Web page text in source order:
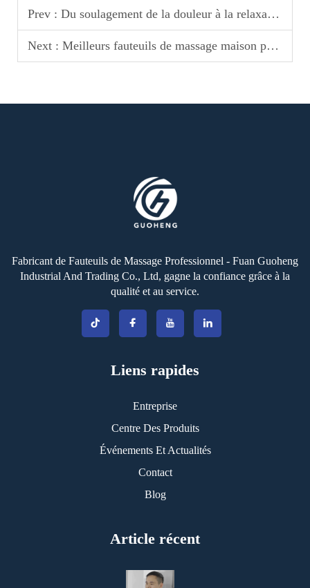
Prev : Du soulagement de la douleur à la relaxation : pourquoi vous avez besoin d'un fauteuil de massage pour la maison
Next : Meilleurs fauteuils de massage maison pour douleurs du dos et soulagement musculaire
Fabricant de Fauteuils de Massage Professionnel - Fuan Guoheng
Industrial And Trading Co., Ltd, gagne la confiance grâce à la
qualité et au service.
Liens rapides
Entreprise
Centre Des Produits
Événements Et Actualités
Contact
Blog
Article récent